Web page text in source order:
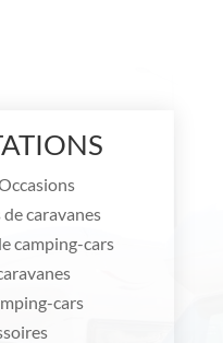
de caravanes
camping-cars
cars